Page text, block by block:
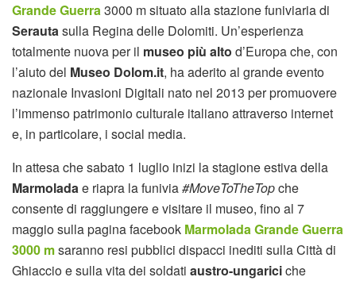
Grande Guerra3000 m situato alla stazione funiviaria di
Serautasulla Regina delle Dolomiti. Un’esperienza
totalmente nuova per il museo più alto d’Europa che, con
l’aiuto del Museo Dolom.it, ha aderito al grande evento
nazionale Invasioni Digitali nato nel 2013 per promuovere
l’immenso patrimonio culturale italiano attraverso internet
e, in particolare, i social media.
In attesa che sabato 1 luglio inizi la stagione estiva della
Marmoladae riapra la funivia#MoveToTheTopche
consente di raggiungere e visitare il museo, fino al 7
maggio sulla pagina facebook Marmolada Grande Guerra
3000 msaranno resi pubblici dispacci inediti sulla Città di
Ghiaccio e sulla vita dei soldati austro-ungariciche